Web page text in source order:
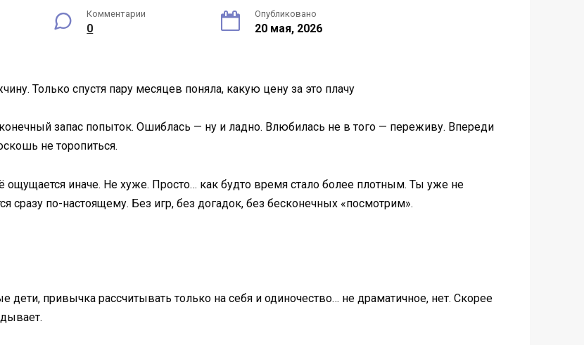
Комментарии
0
Опубликовано
20 мая, 2026
Только спустя пару месяцев поняла, какую цену за это плачу
запас попыток. Ошиблась — ну и ладно. Влюбилась не в того — переживу. Впереди
не торопиться.
иначе. Не хуже. Просто… как будто время стало более плотным. Ты уже не
сразу по-настоящему. Без игр, без догадок, без бесконечных «посмотрим».
привычка рассчитывать только на себя и одиночество… не драматичное, нет. Скорее